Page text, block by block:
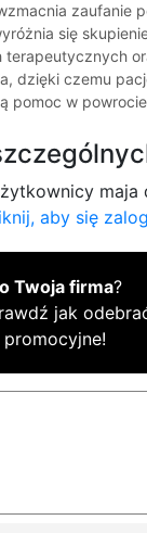
zaufanie
się
dzięki czemu
pomoc w
maja
aby się
Twoja firma?
jak
promocyjne!